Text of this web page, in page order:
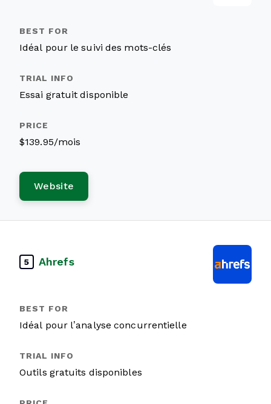
Idéal pour le suivi des mots-clés
Essai gratuit disponible
$139.95/mois
Website
5 Ahrefs
Idéal pour l’analyse concurrentielle
Outils gratuits disponibles